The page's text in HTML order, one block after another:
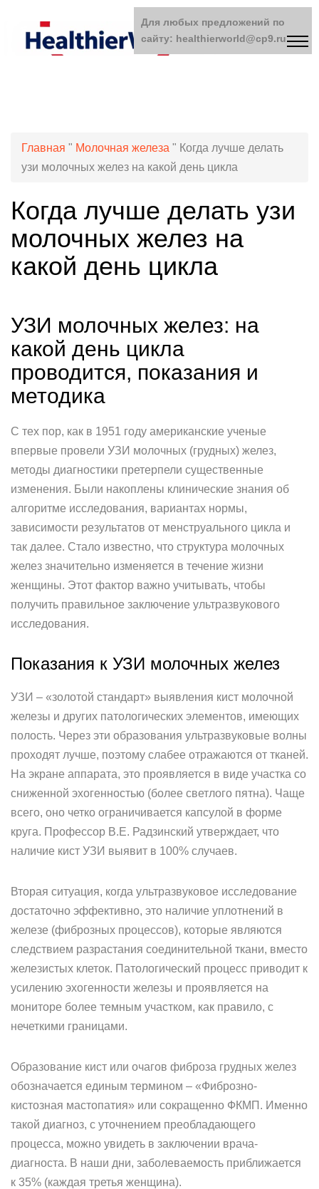
Главная " Молочная железа " Когда лучше делать
узи молочных желез на какой день цикла
Когда лучше делать узи
молочных желез на
какой день цикла
УЗИ молочных желез: на
какой день цикла
проводится, показания и
методика
С тех пор, как в 1951 году американские ученые
впервые провели УЗИ молочных (грудных) желез,
методы диагностики претерпели существенные
изменения. Были накоплены клинические знания об
алгоритме исследования, вариантах нормы,
зависимости результатов от менструального цикла и
так далее. Стало известно, что структура молочных
желез значительно изменяется в течение жизни
женщины. Этот фактор важно учитывать, чтобы
получить правильное заключение ультразвукового
исследования.
Показания к УЗИ молочных желез
УЗИ – «золотой стандарт» выявления кист молочной
железы и других патологических элементов, имеющих
полость. Через эти образования ультразвуковые волны
проходят лучше, поэтому слабее отражаются от тканей.
На экране аппарата, это проявляется в виде участка со
сниженной эхогенностью (более светлого пятна). Чаще
всего, оно четко ограничивается капсулой в форме
круга. Профессор В.Е. Радзинский утверждает, что
наличие кист УЗИ выявит в 100% случаев.
Вторая ситуация, когда ультразвуковое исследование
достаточно эффективно, это наличие уплотнений в
железе (фиброзных процессов), которые являются
следствием разрастания соединительной ткани, вместо
железистых клеток. Патологический процесс приводит к
усилению эхогенности железы и проявляется на
мониторе более темным участком, как правило, с
нечеткими границами.
Образование кист или очагов фиброза грудных желез
обозначается единым термином – «Фиброзно-
кистозная мастопатия» или сокращенно ФКМП. Именно
такой диагноз, с уточнением преобладающего
процесса, можно увидеть в заключении врача-
диагноста. В наши дни, заболеваемость приближается
к 35% (каждая третья женщина).
Для любых предложений по
сайту: healthierworld@cp9.ru